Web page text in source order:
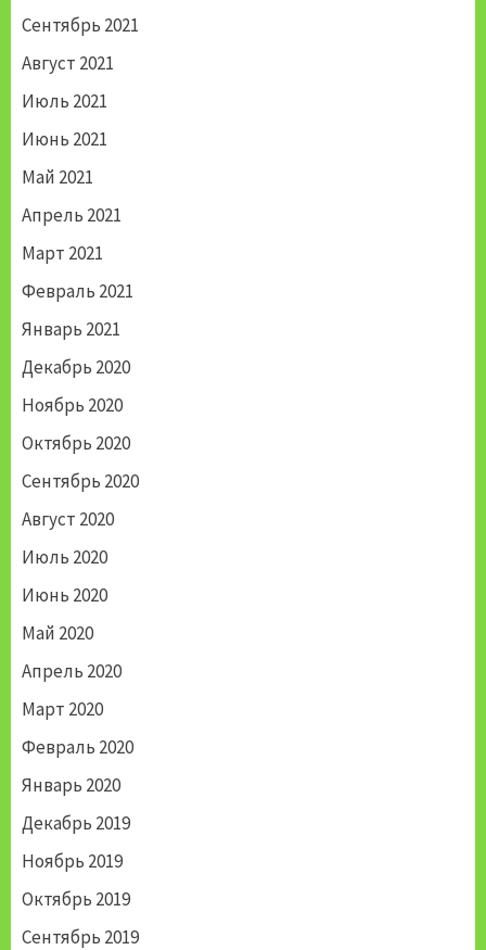
Сентябрь 2021
Август 2021
Июль 2021
Июнь 2021
Май 2021
Апрель 2021
Март 2021
Февраль 2021
Январь 2021
Декабрь 2020
Ноябрь 2020
Октябрь 2020
Сентябрь 2020
Август 2020
Июль 2020
Июнь 2020
Май 2020
Апрель 2020
Март 2020
Февраль 2020
Январь 2020
Декабрь 2019
Ноябрь 2019
Октябрь 2019
Сентябрь 2019